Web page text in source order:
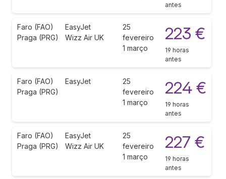
antes
Faro (FAO)
Praga (PRG)
EasyJet
Wizz Air UK
25
fevereiro
1 março
223 €
19 horas
antes
Faro (FAO)
Praga (PRG)
EasyJet
25
fevereiro
1 março
224 €
19 horas
antes
Faro (FAO)
Praga (PRG)
EasyJet
Wizz Air UK
25
fevereiro
1 março
227 €
19 horas
antes